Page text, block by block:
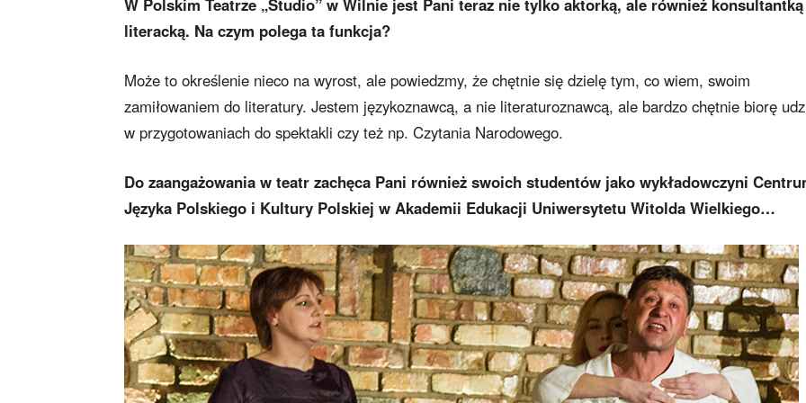
W Polskim Teatrze „Studio” w Wilnie jest Pani teraz nie tylko aktorką, ale również konsultantką
literacką. Na czym polega ta funkcja?
Może to określenie nieco na wyrost, ale powiedzmy, że chętnie się dzielę tym, co wiem, swoim
zamiłowaniem do literatury. Jestem językoznawcą, a nie literaturoznawcą, ale bardzo chętnie biorę
w przygotowaniach do spektakli czy też np. Czytania Narodowego.
Do zaangażowania w teatr zachęca Pani również swoich studentów jako wykładowczyni
Języka Polskiego i Kultury Polskiej w Akademii Edukacji Uniwersytetu Witolda Wielkiego…